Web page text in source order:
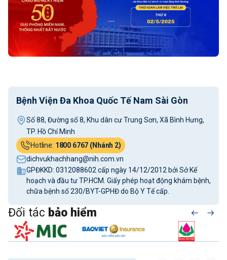
Bệnh Viện Đa Khoa Quốc Tế Nam Sài Gòn
Số 88, Đường số 8, Khu dân cư Trung Sơn, Xã Bình Hưng,
TP. Hồ Chí Minh
Hotline: 1800 6767 (Nhánh 2)
dichvukhachhang@nih.com.vn
GPĐKKD: 0312088602 cấp ngày 14/12/2012 bởi Sở Kế
hoạch và đầu tư TP.HCM. Giấy phép hoạt động khám bệnh,
chữa bệnh số 230/BYT-GPHĐ do Bộ Y Tế cấp.
Đối tác bảo hiểm